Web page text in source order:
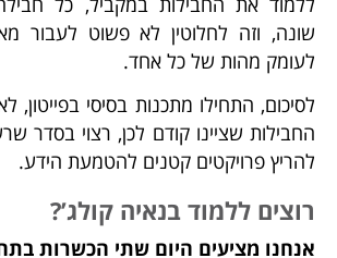
שונה, וזה לחלוטין לא פשוט לעבור
לעומק מהות של כל אחד.
לסיכום, התחילו מתכנות בסיסי בפייטון,
החבילות שציינו קודם לכן, רצוי בסדר
להריץ פרויקטים קטנים להטמעת הידע.
רוצים ללמוד בנאיה קולג’?
אנחנו מציעים היום שתי הכשרות